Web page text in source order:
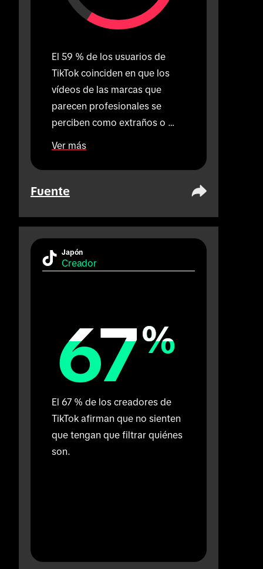
El 59 % de los usuarios de
TikTok coinciden en que los
vídeos de las marcas que
parecen profesionales se
perciben como extraños o
fuera de lugar en TikTok.
Ver más
Fuente
Japón
Creador
67%
67%
El 67 % de los creadores de
TikTok afirman que no sienten
que tengan que filtrar quiénes
son.